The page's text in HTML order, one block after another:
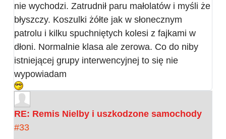
nie wychodzi. Zatrudnił paru małolatów i myśli że
błyszczy. Koszulki żółte jak w słonecznym
patrolu i kilku spuchniętych kolesi z fajkami w
dłoni. Normalnie klasa ale zerowa. Co do niby
istniejącej grupy interwencyjnej to się nie
wypowiadam
RE: Remis Nielby i uszkodzone samochody
#33